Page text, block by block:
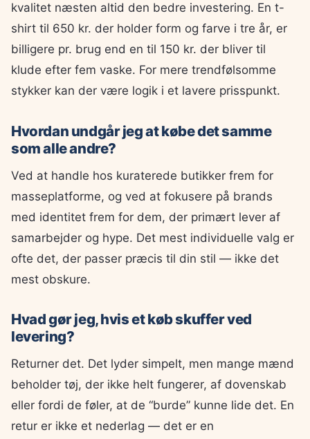
kvalitet næsten altid den bedre investering. En t-
shirt til 650 kr. der holder form og farve i tre år, er
billigere pr. brug end en til 150 kr. der bliver til
klude efter fem vaske. For mere trendfølsomme
stykker kan der være logik i et lavere prisspunkt.
Hvordan undgår jeg at købe det samme
som alle andre?
Ved at handle hos kuraterede butikker frem for
masseplatforme, og ved at fokusere på brands
med identitet frem for dem, der primært lever af
samarbejder og hype. Det mest individuelle valg er
ofte det, der passer præcis til din stil — ikke det
mest obskure.
Hvad gør jeg, hvis et køb skuffer ved
levering?
Returner det. Det lyder simpelt, men mange mænd
beholder tøj, der ikke helt fungerer, af dovenskab
eller fordi de føler, at de “burde” kunne lide det. En
retur er ikke et nederlag — det er en